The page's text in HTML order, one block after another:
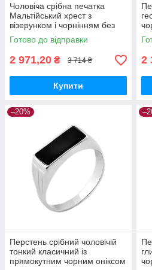
Чоловіча срібна печатка
Мальтійський хрест з
візерунком і чорнінням без
каміння
Готово до відправки
2 971,20 ₴ 3 714 ₴
Купити
2
–20%
Перстень срібний чоловічій
тонкий класичний із
прямокутним чорним оніксом